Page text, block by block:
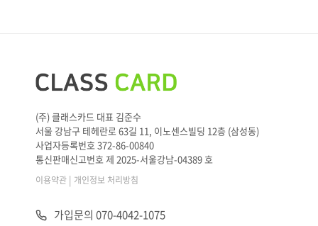
(주) 클래스카드 대표 김준수
서울 강남구 테헤란로 63길 11, 이노센스빌딩 12층 (삼성동)
사업자등록번호 372-86-00840
통신판매신고번호 제 2025-서울강남-04389 호
이용약관 | 개인정보 처리방침
가입문의 070-4042-1075